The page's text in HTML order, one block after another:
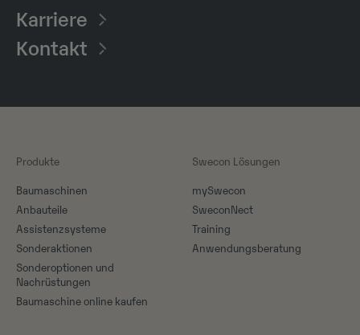
Karriere
Kontakt
Produkte
Baumaschinen
Anbauteile
Assistenzsysteme
Sonderaktionen
Sonderoptionen und
Nachrüstungen
Baumaschine online kaufen
Swecon Lösungen
mySwecon
SweconNect
Training
Anwendungsberatung